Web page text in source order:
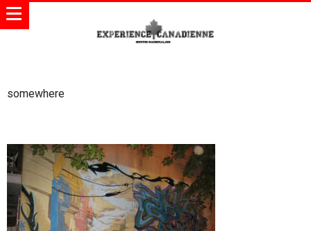
somewhere